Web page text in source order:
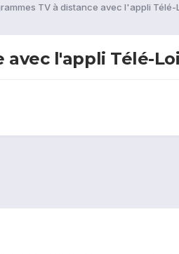
TV à distance avec l'appli Télé-
l'appli Télé-